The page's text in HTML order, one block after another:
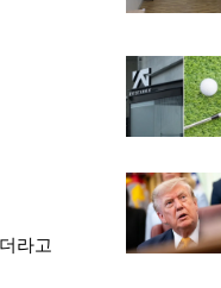
라고